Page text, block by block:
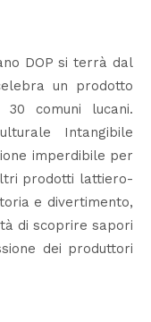
DOP si terrà dal
un prodotto
comuni lucani.
Intangibile
imperdibile per
prodotti lattiero-
e divertimento,
di scoprire sapori
dei produttori